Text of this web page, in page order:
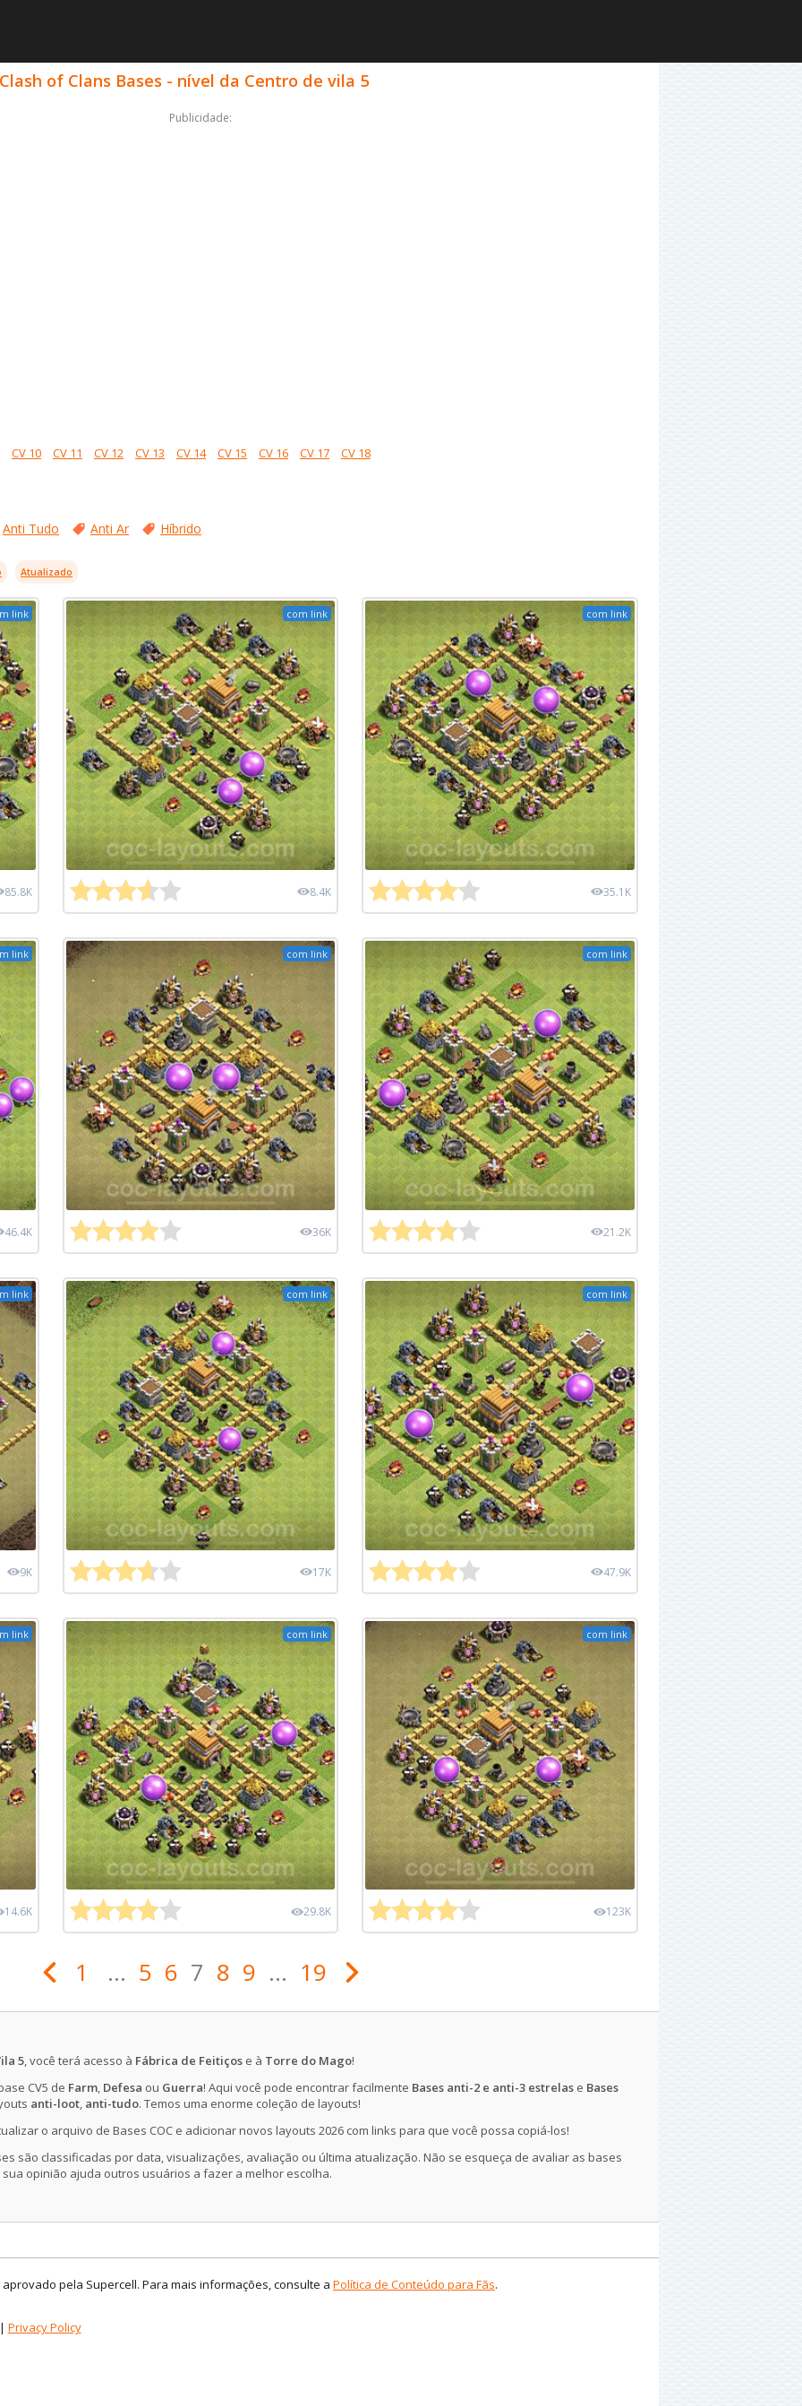
of Clans Bases - nível da Centro de vila 5
Publicidade:
CV 10 CV 11 CV 12 CV 13 CV 14 CV 15 CV 16 CV 17 CV 18
Anti Tudo Anti Ar Híbrido
Atualizado
link
85.8K
com link
8.4K
com link
35.1K
link
46.4K
com link
36K
com link
21.2K
link
9K
com link
17K
com link
47.9K
link
14.6K
com link
29.8K
com link
123K
1 ... 5 6 7 8 9 ... 19
5, você terá acesso à Fábrica de Feitiçose à Torre do Mago!
CV5 de Farm, Defesa ou Guerra! Aqui você pode encontrar facilmente Bases anti-2 e anti-3 estrelase Bases
anti-loot, anti-tudo. Temos uma enorme coleção de layouts!
o arquivo de Bases COC e adicionar novos layouts 2026 com links para que você possa copiá-los!
são classificadas por data, visualizações, avaliação ou última atualização. Não se esqueça de avaliar as bases
opinião ajuda outros usuários a fazer a melhor escolha.
pela Supercell. Para mais informações, consulte a Política de Conteúdo para Fãs.
Privacy Policy